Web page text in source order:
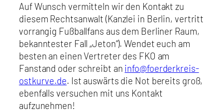
Auf Wunsch vermitteln wir den Kontakt zu
diesem Rechtsanwalt (Kanzlei in Berlin, vertritt
vorrangig Fußballfans aus dem Berliner Raum,
bekanntester Fall „Jeton“). Wendet euch am
besten an einen Vertreter des FKO am
Fanstand oder schreibt an info@foerderkreis-
ostkurve.de. Ist auswärts die Not bereits groß,
ebenfalls versuchen mit uns Kontakt
aufzunehmen!